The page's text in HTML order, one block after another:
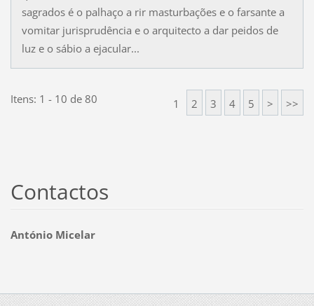
sagrados é o palhaço a rir masturbações e o farsante a
vomitar jurisprudência e o arquitecto a dar peidos de
luz e o sábio a ejacular...
Itens: 1 - 10 de 80 1 2 3 4 5 > >>
Contactos
António Micelar